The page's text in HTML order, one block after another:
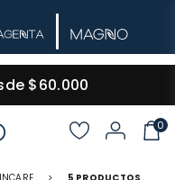
$60.000
0